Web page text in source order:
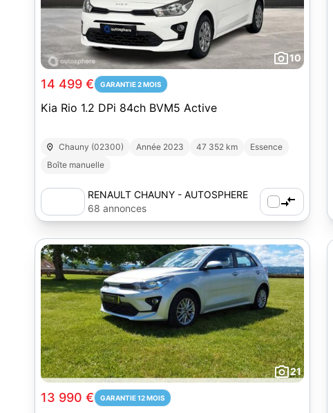
10
14 499 € GARANTIE 2 MOIS
Kia Rio 1.2 DPi 84ch BVM5 Active
Chauny (02300) Année 2023 47 352 km
Essence
Boîte manuelle
RENAULT CHAUNY - AUTOSPHERE
68 annonces
21
13 990 € GARANTIE 12 MOIS